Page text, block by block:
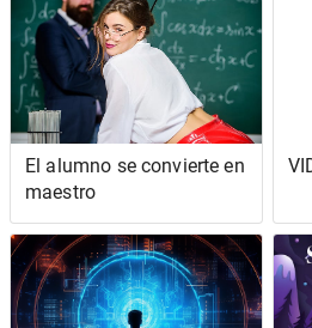
El alumno se convierte en
maestro